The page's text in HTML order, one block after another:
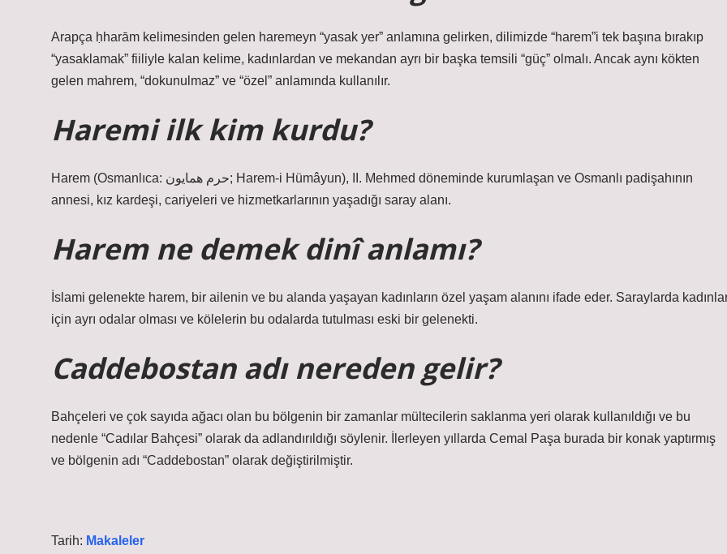
Arapça ḥharām kelimesinden gelen haremeyn “yasak yer” anlamına gelirken, dilimizde “harem”i tek başına bırakıp
“yasaklamak” fiiliyle kalan kelime, kadınlardan ve mekandan ayrı bir başka temsili “güç” olmalı. Ancak aynı kökten
gelen mahrem, “dokunulmaz” ve “özel” anlamında kullanılır.
Haremi ilk kim kurdu?
Harem (Osmanlıca: حرم همايون; Harem-i Hümâyun), II. Mehmed döneminde kurumlaşan ve Osmanlı padişahının
annesi, kız kardeşi, cariyeleri ve hizmetkarlarının yaşadığı saray alanı.
Harem ne demek dinî anlamı?
İslami gelenekte harem, bir ailenin ve bu alanda yaşayan kadınların özel yaşam alanını ifade eder. Saraylarda
için ayrı odalar olması ve kölelerin bu odalarda tutulması eski bir gelenekti.
Caddebostan adı nereden gelir?
Bahçeleri ve çok sayıda ağacı olan bu bölgenin bir zamanlar mültecilerin saklanma yeri olarak kullanıldığı ve bu
nedenle “Cadılar Bahçesi” olarak da adlandırıldığı söylenir. İlerleyen yıllarda Cemal Paşa burada bir konak yaptırmış
ve bölgenin adı “Caddebostan” olarak değiştirilmiştir.
Tarih: Makaleler